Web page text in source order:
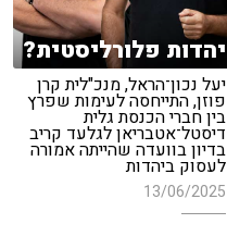
יהדות פלורליסטית?
יעל נכון־הראל, מנכ"לית קרן
פוזן, התייחסה לעימות שפרץ
בין חברי הכנסת גלית
דיסטל־אטבריאן לגלעד קריב
בדיון בוועדה שהייתה אמורה
לעסוק ביהדות
13/06/2025